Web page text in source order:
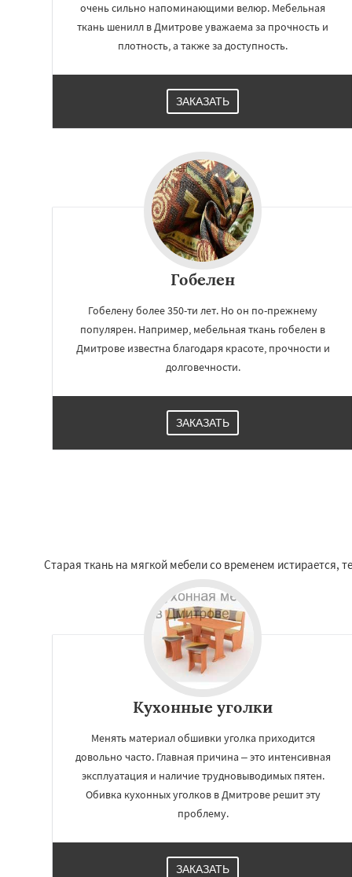
очень сильно напоминающими велюр. Мебельная
ткань шенилл в Дмитрове уважаема за прочность и
плотность, а также за доступность.
ЗАКАЗАТЬ
Гобелен
Гобелену более 350-ти лет. Но он по-прежнему
популярен. Например, мебельная ткань гобелен в
Дмитрове известна благодаря красоте, прочности и
долговечности.
ЗАКАЗАТЬ
Старая ткань на мягкой мебели со временем
Кухонные уголки
Менять материал обшивки уголка приходится
довольно часто. Главная причина – это интенсивная
эксплуатация и наличие трудновыводимых пятен.
Обивка кухонных уголков в Дмитрове решит эту
проблему.
ЗАКАЗАТЬ